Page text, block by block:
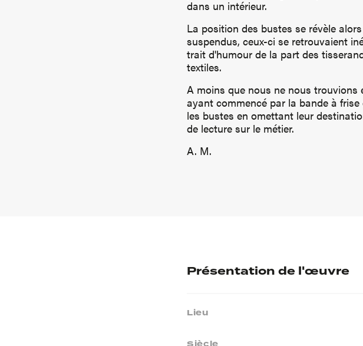
dans un intérieur.
La position des bustes se révèle
suspendus, ceux-ci se retrouvaient
trait d'humour de la part des
textiles.
A moins que nous ne nous trouvions
ayant commencé par la bande à
les bustes en omettant leur
de lecture sur le métier.
A. M.
Présentation de l'œuvre
Lieu